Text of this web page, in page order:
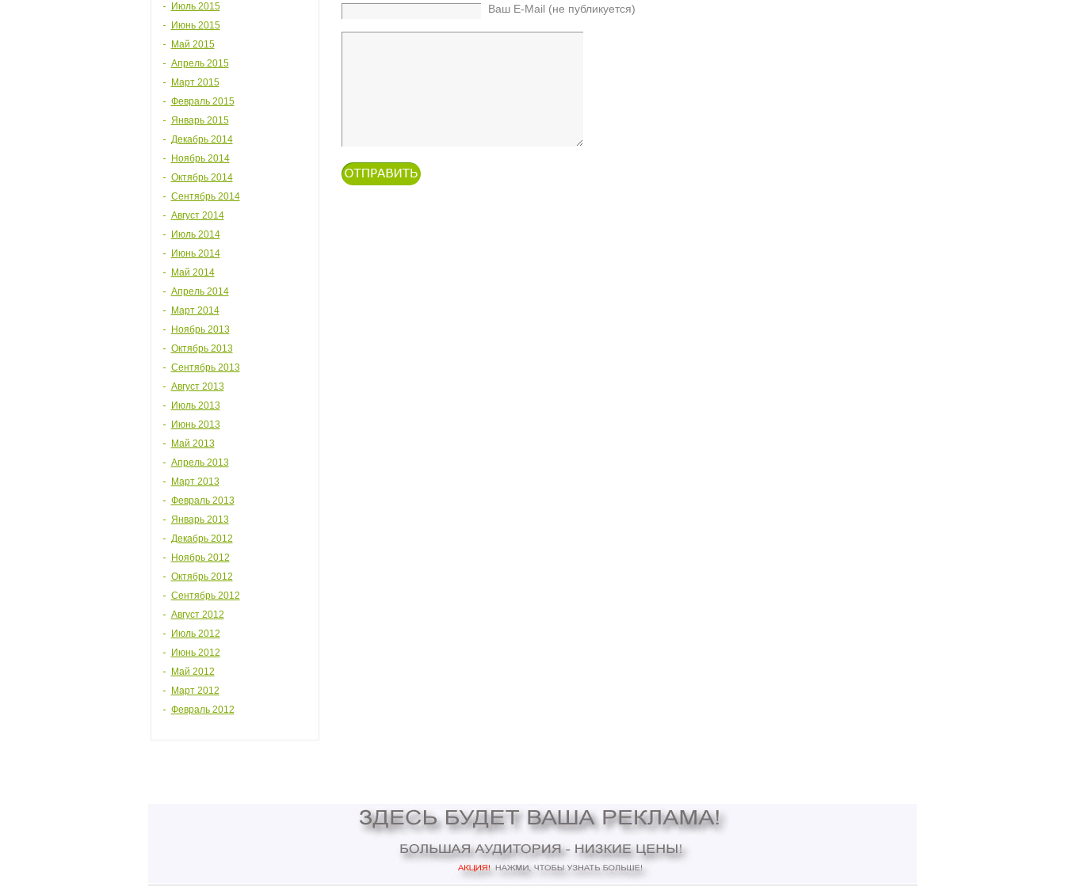
Июль 2015
Июнь 2015
Май 2015
Апрель 2015
Март 2015
Февраль 2015
Январь 2015
Декабрь 2014
Ноябрь 2014
Октябрь 2014
Сентябрь 2014
Август 2014
Июль 2014
Июнь 2014
Май 2014
Апрель 2014
Март 2014
Ноябрь 2013
Октябрь 2013
Сентябрь 2013
Август 2013
Июль 2013
Июнь 2013
Май 2013
Апрель 2013
Март 2013
Февраль 2013
Январь 2013
Декабрь 2012
Ноябрь 2012
Октябрь 2012
Сентябрь 2012
Август 2012
Июль 2012
Июнь 2012
Май 2012
Март 2012
Февраль 2012
Ваш E-Mail (не публикуется)